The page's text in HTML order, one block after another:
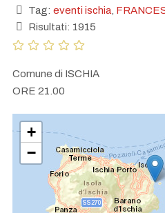
Tag: eventi ischia
Risultati: 1915
Comune di ISCHIA
ORE 21.00
+
−